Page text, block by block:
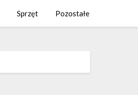
Sprzęt Pozostałe